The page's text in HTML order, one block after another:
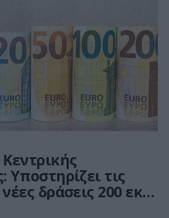
Υποστηρίζει τις